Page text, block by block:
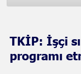
TKİP: İşçi
programı